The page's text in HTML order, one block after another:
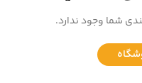
شما وجود ندارد.